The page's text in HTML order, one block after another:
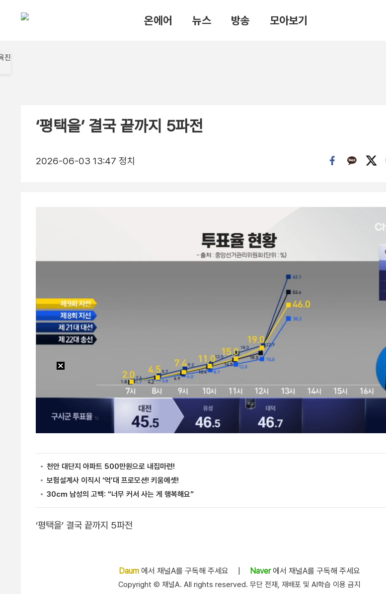
온에어 뉴스 방송 모아보기
‘평택을’ 결국 끝까지 5파전
2026-06-03 13:47 정치
‘평택을’ 결국 끝까지 5파전
Daum 에서 채널A를 구독해 주세요 Naver에서 채널A를 구독해 주세요
Copyright Ⓒ 채널A. All rights reserved. 무단 전재, 재배포 및 AI학습 이용 금지